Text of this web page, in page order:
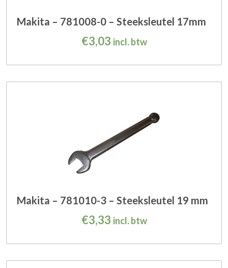
Makita – 781008-0 – Steeksleutel 17mm
€3,03 incl. btw
Makita – 781010-3 – Steeksleutel 19 mm
€3,33 incl. btw